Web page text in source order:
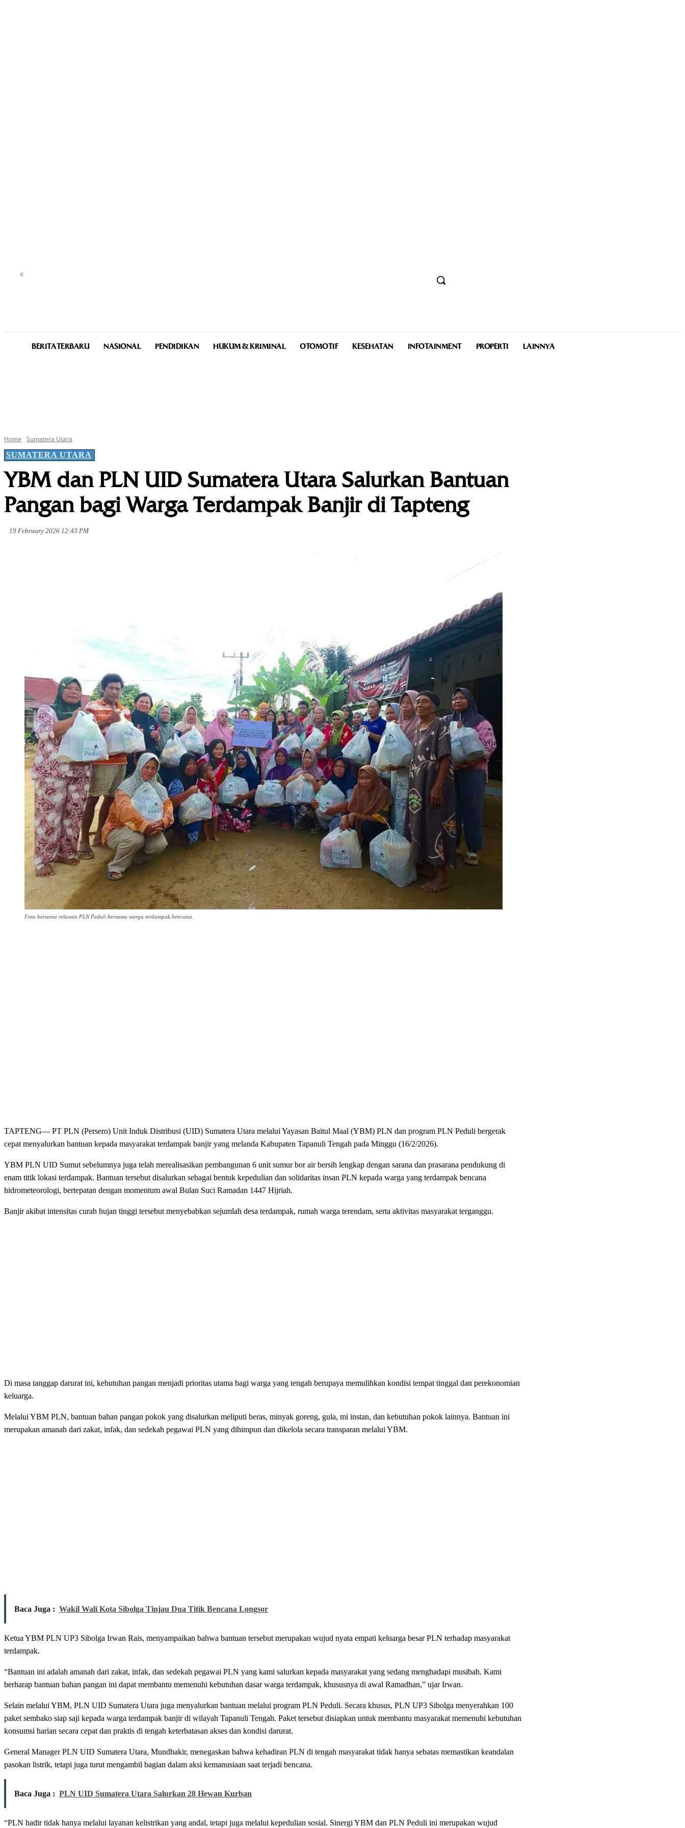
C
BERITA TERBARU NASIONAL PENDIDIKAN HUKUM & KRIMINAL OTOMOTIF KESEHATAN INFOTAINMENT PROPERTI LAINNYA
Home
Sumatera Utara
SUMATERA UTARA
YBM dan PLN UID Sumatera Utara Salurkan Bantuan
Pangan bagi Warga Terdampak Banjir di Tapteng
19 February 2026 12:43 PM
Foto bersama relawan PLN Peduli bersama warga terdampak bencana.
TAPTENG— PT PLN (Persero) Unit Induk Distribusi (UID) Sumatera Utara melalui Yayasan Baitul Maal (YBM) PLN dan program PLN Peduli bergerak
cepat menyalurkan bantuan kepada masyarakat terdampak banjir yang melanda Kabupaten Tapanuli Tengah pada Minggu (16/2/2026).
YBM PLN UID Sumut sebelumnya juga telah merealisasikan pembangunan 6 unit sumur bor air bersih lengkap dengan sarana dan prasarana pendukung di
enam titik lokasi terdampak. Bantuan tersebut disalurkan sebagai bentuk kepedulian dan solidaritas insan PLN kepada warga yang terdampak bencana
hidrometeorologi, bertepatan dengan momentum awal Bulan Suci Ramadan 1447 Hijriah.
Banjir akibat intensitas curah hujan tinggi tersebut menyebabkan sejumlah desa terdampak, rumah warga terendam, serta aktivitas masyarakat terganggu.
Di masa tanggap darurat ini, kebutuhan pangan menjadi prioritas utama bagi warga yang tengah berupaya memulihkan kondisi tempat tinggal dan perekonomian
keluarga.
Melalui YBM PLN, bantuan bahan pangan pokok yang disalurkan meliputi beras, minyak goreng, gula, mi instan, dan kebutuhan pokok lainnya. Bantuan ini
merupakan amanah dari zakat, infak, dan sedekah pegawai PLN yang dihimpun dan dikelola secara transparan melalui YBM.
Baca Juga : Wakil Wali Kota Sibolga Tinjau Dua Titik Bencana Longsor
Ketua YBM PLN UP3 Sibolga Irwan Rais, menyampaikan bahwa bantuan tersebut merupakan wujud nyata empati keluarga besar PLN terhadap masyarakat
terdampak.
“Bantuan ini adalah amanah dari zakat, infak, dan sedekah pegawai PLN yang kami salurkan kepada masyarakat yang sedang menghadapi musibah. Kami
berharap bantuan bahan pangan ini dapat membantu memenuhi kebutuhan dasar warga terdampak, khususnya di awal Ramadhan,” ujar Irwan.
Selain melalui YBM, PLN UID Sumatera Utara juga menyalurkan bantuan melalui program PLN Peduli. Secara khusus, PLN UP3 Sibolga menyerahkan 100
paket sembako siap saji kepada warga terdampak banjir di wilayah Tapanuli Tengah. Paket tersebut disiapkan untuk membantu masyarakat memenuhi kebutuhan
konsumsi harian secara cepat dan praktis di tengah keterbatasan akses dan kondisi darurat.
General Manager PLN UID Sumatera Utara, Mundhakir, menegaskan bahwa kehadiran PLN di tengah masyarakat tidak hanya sebatas memastikan keandalan
pasokan listrik, tetapi juga turut mengambil bagian dalam aksi kemanusiaan saat terjadi bencana.
Baca Juga : PLN UID Sumatera Utara Salurkan 28 Hewan Kurban
“PLN hadir tidak hanya melalui layanan kelistrikan yang andal, tetapi juga melalui kepedulian sosial. Sinergi YBM dan PLN Peduli ini merupakan wujud